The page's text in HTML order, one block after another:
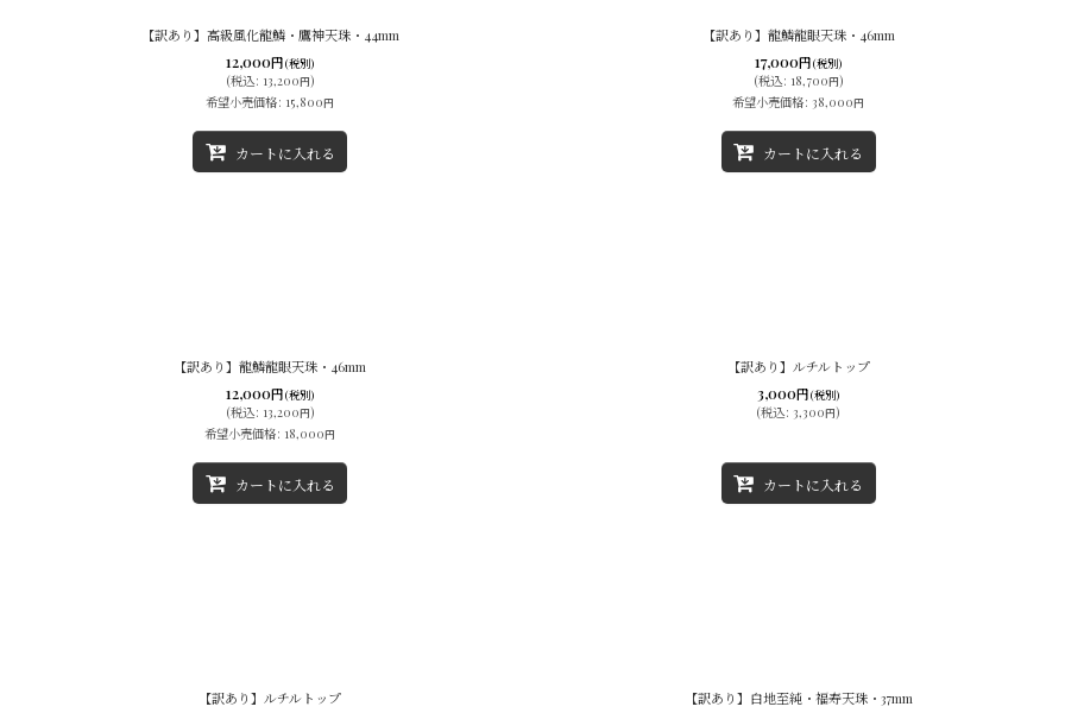
絞り込む
【訳あり】高級風化龍鱗・鷹神天珠・44mm
12,000円(税別)
(税込: 13,200円)
希望小売価格: 15,800円
カートに入れる
【訳あり】龍鱗龍眼天珠・46mm
17,000円 (税別)
(税込: 18,700円)
希望小売価格: 38,000円
カートに入れる
【訳あり】龍鱗龍眼天珠・46mm
12,000円(税別)
(税込: 13,200円)
希望小売価格: 18,000円
カートに入れる
【訳あり】ルチルトップ
3,000円 (税別)
(税込: 3,300円)
カートに入れる
【訳あり】ルチルトップ 【訳あり】白地至純・福寿天珠・37mm